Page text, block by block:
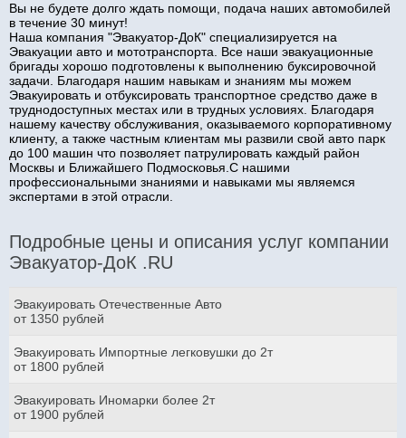
Вы не будете долго ждать помощи, подача наших автомобилей
в течение 30 минут!
Наша компания "Эвакуатор-ДоК" специализируется на
Эвакуации авто и мототранспорта. Все наши эвакуационные
бригады хорошо подготовлены к выполнению буксировочной
задачи. Благодаря нашим навыкам и знаниям мы можем
Эвакуировать и отбуксировать транспортное средство даже в
труднодоступных местах или в трудных условиях. Благодаря
нашему качеству обслуживания, оказываемого корпоративному
клиенту, а также частным клиентам мы развили свой авто парк
до 100 машин что позволяет патрулировать каждый район
Москвы и Ближайшего Подмосковья.С нашими
профессиональными знаниями и навыками мы являемся
экспертами в этой отрасли.
Подробные цены и описания услуг компании
Эвакуатор-ДоК .RU
Эвакуировать Отечественные Авто
от 1350 рублей
Эвакуировать Импортные легковушки до 2т
от 1800 рублей
Эвакуировать Иномарки более 2т
от 1900 рублей